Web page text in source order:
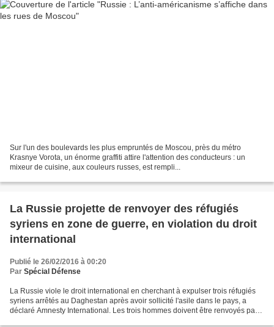
Sur l'un des boulevards les plus empruntés de Moscou, près du métro
Krasnye Vorota, un énorme graffiti attire l'attention des conducteurs : un
mixeur de cuisine, aux couleurs russes, est rempli...
La Russie projette de renvoyer des réfugiés
syriens en zone de guerre, en violation du droit
international
Publié le 26/02/2016 à 00:20
Par Spécial Défense
La Russie viole le droit international en cherchant à expulser trois réfugiés
syriens arrêtés au Daghestan après avoir sollicité l'asile dans le pays, a
déclaré Amnesty International. Les trois hommes doivent être renvoyés par